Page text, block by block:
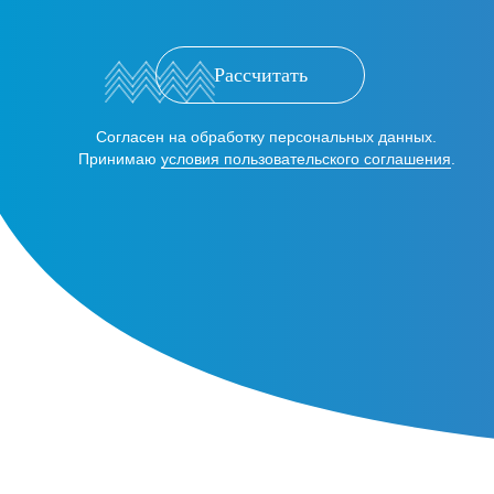
Рассчитать
Согласен на обработку персональных данных.
Принимаю условия пользовательского соглашения